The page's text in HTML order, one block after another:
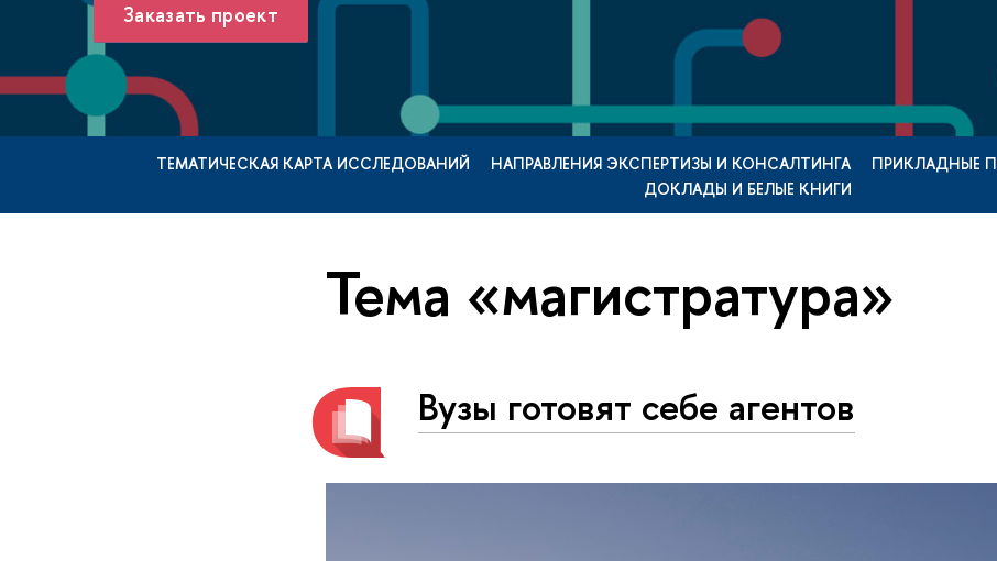
Заказать проект
ТЕМАТИЧЕСКАЯ КАРТА ИССЛЕДОВАНИЙ НАПРАВЛЕНИЯ ЭКСПЕРТИЗЫ И КОНСАЛТИНГА ПРИКЛАДНЫЕ
ДОКЛАДЫ И БЕЛЫЕ КНИГИ
Тема «магистратура»
Вузы готовят себе агентов